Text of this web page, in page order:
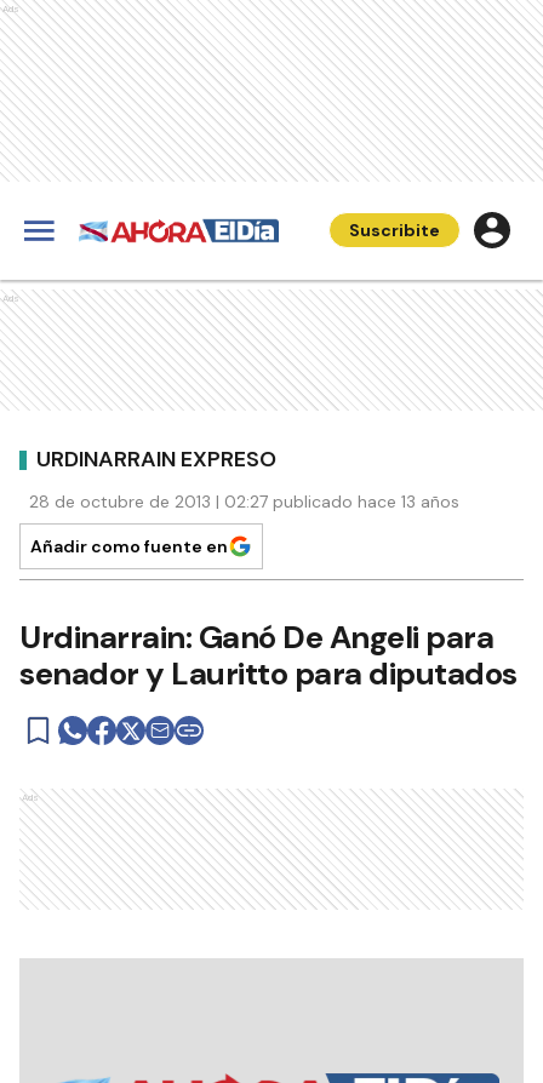
Ads
Suscribite
Ads
URDINARRAIN EXPRESO
28 de octubre de 2013 | 02:27 publicado hace 13 años
Añadir como fuente en
Urdinarrain: Ganó De Angeli para
senador y Lauritto para diputados
Ads